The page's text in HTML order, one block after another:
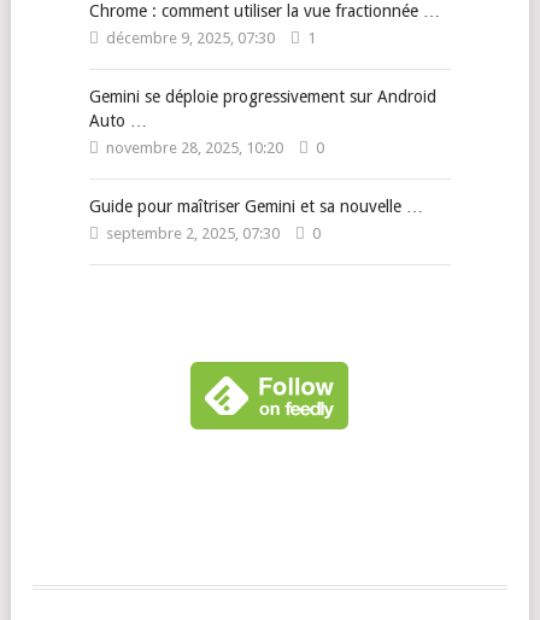
Chrome : comment utiliser la vue fractionnée …
décembre 9, 2025, 07:30 1
Gemini se déploie progressivement sur Android
Auto …
novembre 28, 2025, 10:20 0
Guide pour maîtriser Gemini et sa nouvelle …
septembre 2, 2025, 07:30 0